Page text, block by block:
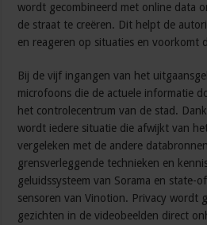
wordt gecombineerd met online data
de straat te creëren. Dit helpt de
en reageren op situaties en voorkomt
Bij de vijf ingangen van het
microfoons die de actuele informatie
het controlecentrum van de stad.
wordt iedere situatie die afwijkt van
vergeleken met de andere
grensverleggende technieken en
geluidssysteem van Sorama en state-
sensoren van Vinotion. Privacy wordt
gezichten in de videobeelden direct